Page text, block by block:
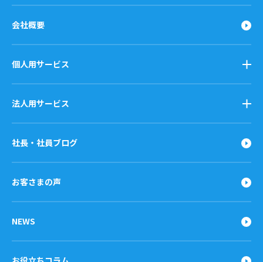
会社概要
個人用サービス
法人用サービス
社長・社員ブログ
お客さまの声
NEWS